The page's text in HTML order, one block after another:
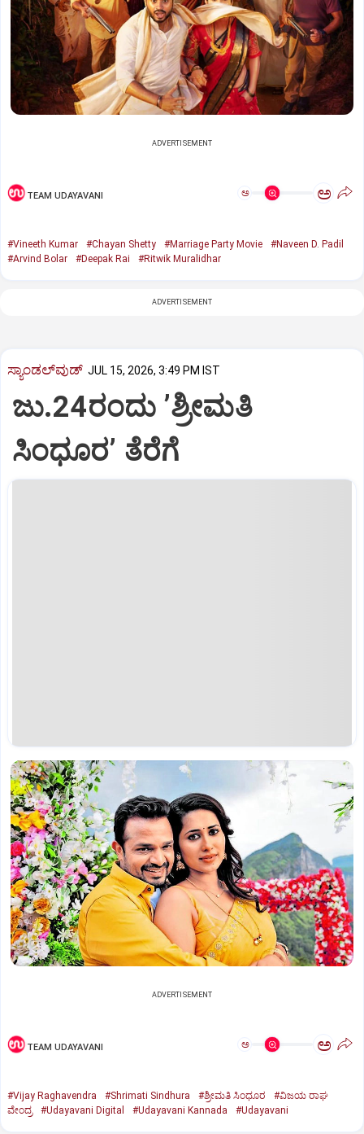
ADVERTISEMENT
TEAM UDAYAVANI ಅ ಅ
#Vineeth Kumar #Chayan Shetty #Marriage Party Movie
#Naveen D. Padil
#Arvind Bolar
#Deepak Rai #Ritwik Muralidhar
ADVERTISEMENT
ಸ್ಯಾಂಡಲ್‌ವುಡ್‌ JUL 15, 2026, 3:49 PM IST
ಜು.24ರಂದು ʼಶ್ರೀಮತಿ
ಸಿಂಧೂರʼ ತೆರೆಗೆ
ADVERTISEMENT
TEAM UDAYAVANI ಅ ಅ
#Vijay Raghavendra #Shrimati Sindhura #ಶ್ರೀಮತಿ ಸಿಂಧೂರ
#ವಿಜಯ ರಾಘ
ವೇಂದ್ರ
#Udayavani Digital #Udayavani Kannada #Udayavani